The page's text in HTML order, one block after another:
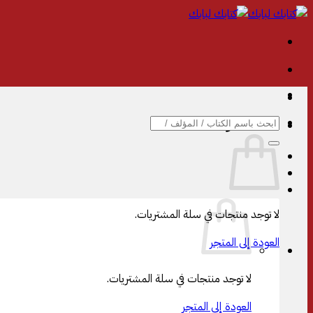
تخطي
سلة المشتريات
لا توجد منتجات في سلة المشتريات.
العودة إلى المتجر
البحث
عن:
لا توجد منتجات في سلة المشتريات.
العودة إلى المتجر